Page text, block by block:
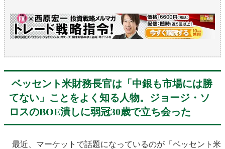
ベッセント米財務長官は「中銀も市場には勝
てない」ことをよく知る人物。ジョージ・ソ
ロスのBOE潰しに弱冠30歳で立ち会った
最近、マーケットで話題になっているのが「ベッセント米